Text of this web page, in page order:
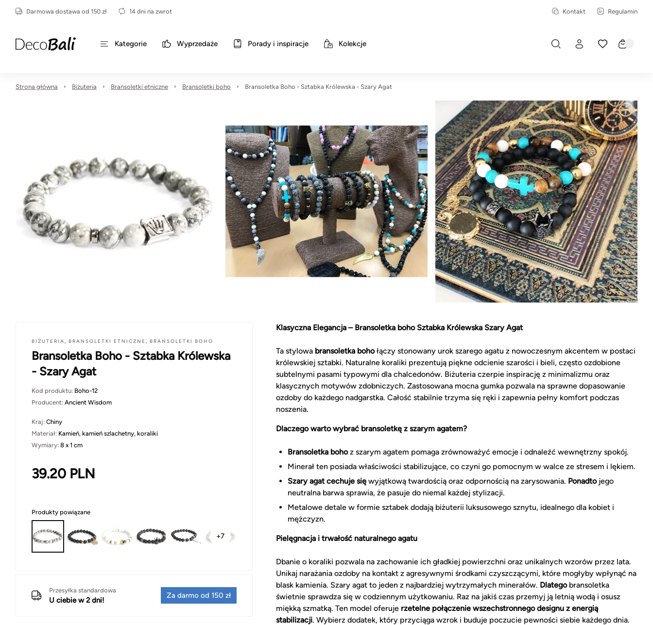
Darmowa dostawa od 150 zł 14 dni na zwrot Kontakt Regulamin
Kategorie Wyprzedaże Porady i inspiracje Kolekcje
Strona główna Biżuteria Bransoletki etniczne Bransoletki boho Bransoletka Boho - Sztabka Królewska - Szary Agat
BIŻUTERIA, BRANSOLETKI ETNICZNE , BRANSOLETKI BOHO
Bransoletka Boho - Sztabka Królewska
- Szary Agat
Kod produktu: Boho-12
Producent: Ancient Wisdom
Kraj: Chiny
Materiał: Kamień, kamień szlachetny, koraliki
Wymiary: 8 x 1 cm
39.20 PLN
Produkty powiązane
+7
Przesyłka standardowa
U ciebie w 2 dni!
Za darmo od 150 zł
Klasyczna Elegancja – Bransoletka boho Sztabka Królewska Szary Agat
Ta stylowa bransoletka bohołączy stonowany urok szarego agatu z nowoczesnym akcentem w postaci
królewskiej sztabki. Naturalne koraliki prezentują piękne odcienie szarości i bieli, często ozdobione
subtelnymi pasami typowymi dla chalcedonów. Biżuteria czerpie inspirację z minimalizmu oraz
klasycznych motywów zdobniczych. Zastosowana mocna gumka pozwala na sprawne dopasowanie
ozdoby do każdego nadgarstka. Całość stabilnie trzyma się ręki i zapewnia pełny komfort podczas
noszenia.
Dlaczego warto wybrać bransoletkę z szarym agatem?
Bransoletka bohoz szarym agatem pomaga zrównoważyć emocje i odnaleźć wewnętrzny spokój.
Minerał ten posiada właściwości stabilizujące, co czyni go pomocnym w walce ze stresem i lękiem.
Szary agat cechuje się wyjątkową twardością oraz odpornością na zarysowania. Ponadtojego
neutralna barwa sprawia, że pasuje do niemal każdej stylizacji.
Metalowe detale w formie sztabek dodają biżuterii luksusowego sznytu, idealnego dla kobiet i
mężczyzn.
Pielęgnacja i trwałość naturalnego agatu
Dbanie o koraliki pozwala na zachowanie ich gładkiej powierzchni oraz unikalnych wzorów przez lata.
Unikaj narażania ozdoby na kontakt z agresywnymi środkami czyszczącymi, które mogłyby wpłynąć na
blask kamienia. Szary agat to jeden z najbardziej wytrzymałych minerałów. Dlategobransoletka
świetnie sprawdza się w codziennym użytkowaniu. Raz na jakiś czas przemyj ją letnią wodą i osusz
miękką szmatką. Ten model oferuje rzetelne połączenie wszechstronnego designu z energią
stabilizacji. Wybierz dodatek, który przyciąga wzrok i buduje poczucie pewności siebie każdego dnia.